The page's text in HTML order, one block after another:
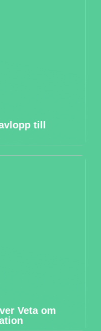
till
Veta om